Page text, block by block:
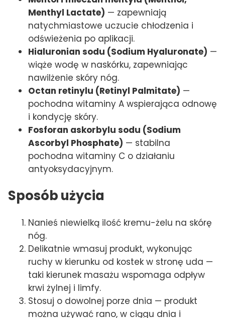
Menthyl Lactate) — zapewniają
natychmiastowe uczucie chłodzenia i
odświeżenia po aplikacji.
Hialuronian sodu (Sodium Hyaluronate) —
wiąże wodę w naskórku, zapewniając
nawilżenie skóry nóg.
Octan retinylu (Retinyl Palmitate) —
pochodna witaminy A wspierająca odnowę
i kondycję skóry.
Fosforan askorbylu sodu (Sodium
Ascorbyl Phosphate) — stabilna
pochodna witaminy C o działaniu
antyoksydacyjnym.
Sposób użycia
Nanieś niewielką ilość kremu-żelu na skórę
nóg.
Delikatnie wmasuj produkt, wykonując
ruchy w kierunku od kostek w stronę uda —
taki kierunek masażu wspomaga odpływ
krwi żylnej i limfy.
Stosuj o dowolnej porze dnia — produkt
można używać rano, w ciągu dnia i